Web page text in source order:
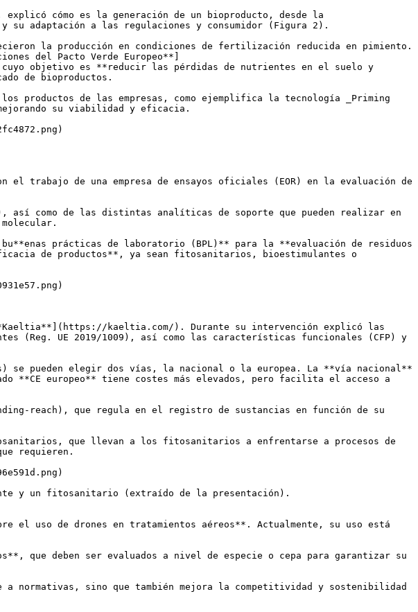
cómo es la generación de un bioproducto, desde la
su adaptación a las regulaciones y consumidor (Figura 2).
la producción en condiciones de fertilización reducida en pimiento.
del Pacto Verde Europeo**]
objetivo es **reducir las pérdidas de nutrientes en el suelo y
de bioproductos.
productos de las empresas, como ejemplifica la tecnología _Priming
su viabilidad y eficacia.
el trabajo de una empresa de ensayos oficiales (EOR) en la evaluación de
así como de las distintas analíticas de soporte que pueden realizar en
prácticas de laboratorio (BPL)** para la **evaluación de residuos
de productos**, ya sean fitosanitarios, bioestimulantes o
kaeltia.com/). Durante su intervención explicó las
(Reg. UE 2019/1009), así como las características funcionales (CFP) y
se pueden elegir dos vías, la nacional o la europea. La **vía nacional**
**CE europeo** tiene costes más elevados, pero facilita el acceso a
reach), que regula en el registro de sustancias en función de su
que llevan a los fitosanitarios a enfrentarse a procesos de
requieren.
y un fitosanitario (extraído de la presentación).
el uso de drones en tratamientos aéreos**. Actualmente, su uso está
que deben ser evaluados a nivel de especie o cepa para garantizar su
a normativas, sino que también mejora la competitividad y sostenibilidad